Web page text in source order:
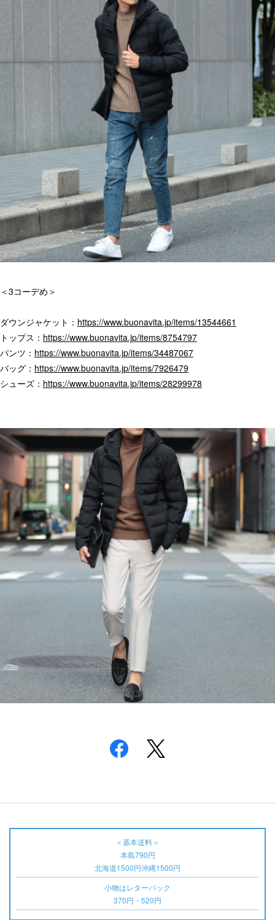
＜3コーデめ＞
ダウンジャケット： https://www.buonavita.jp/items/13544661
トップス： https://www.buonavita.jp/items/8754797
パンツ： https://www.buonavita.jp/items/34487067
バッグ： https://www.buonavita.jp/items/7926479
シューズ： https://www.buonavita.jp/items/28299978
＜基本送料＞
本島790円
北海道1500円沖縄1500円
小物はレターパック
370円・520円